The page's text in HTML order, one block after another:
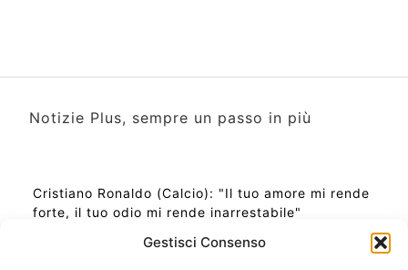
Gestisci Consenso
Notizie Plus, sempre un passo in più
Cristiano Ronaldo (Calcio): "Il tuo amore mi rende
forte, il tuo odio mi rende inarrestabile"